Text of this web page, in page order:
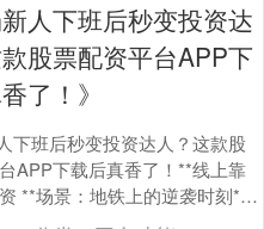
新人下班后秒变投资达
股票配资平台APP下
了！》
下班后秒变投资达人？这款股
APP下载后真香了！**线上靠
**场景：地铁上的逆袭时刻**
北京地铁10号线车厢里，24....
+43.13 +0.93%